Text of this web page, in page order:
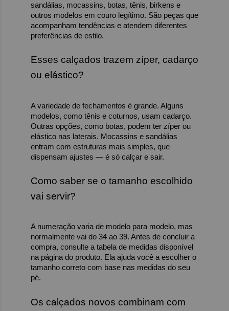
sandálias, mocassins, botas, tênis, birkens e
outros modelos em couro legítimo. São peças que
acompanham tendências e atendem diferentes
preferências de estilo.
Esses calçados trazem zíper, cadarço
ou elástico?
A variedade de fechamentos é grande. Alguns
modelos, como tênis e coturnos, usam cadarço.
Outras opções, como botas, podem ter zíper ou
elástico nas laterais. Mocassins e sandálias
entram com estruturas mais simples, que
dispensam ajustes — é só calçar e sair.
Como saber se o tamanho escolhido
vai servir?
A numeração varia de modelo para modelo, mas
normalmente vai do 34 ao 39. Antes de concluir a
compra, consulte a tabela de medidas disponível
na página do produto. Ela ajuda você a escolher o
tamanho correto com base nas medidas do seu
pé.
Os calçados novos combinam com